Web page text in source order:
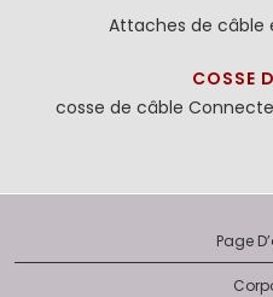
Attaches de câble
COSSE
cosse de câble
Page